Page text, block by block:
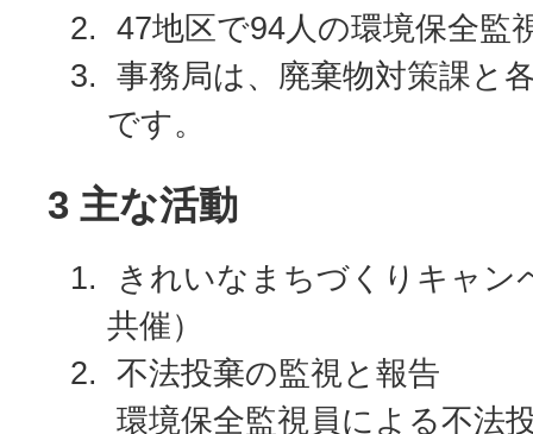
47地区で94人の環境保全監
事務局は、廃棄物対策課と
です。
3 主な活動
きれいなまちづくりキャン
共催）
不法投棄の監視と報告
環境保全監視員による不法